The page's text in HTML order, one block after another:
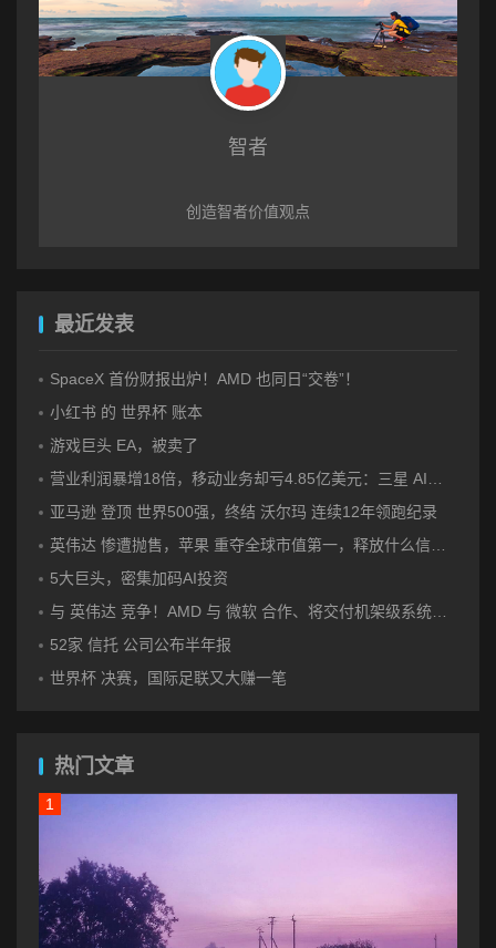
智者
创造智者价值观点
最近发表
SpaceX 首份财报出炉！AMD 也同日“交卷”！
小红书 的 世界杯 账本
游戏巨头 EA，被卖了
营业利润暴增18倍，移动业务却亏4.85亿美元：三星 AI红利的另一面
亚马逊 登顶 世界500强，终结 沃尔玛 连续12年领跑纪录
英伟达 惨遭抛售，苹果 重夺全球市值第一，释放什么信号？
5大巨头，密集加码AI投资
与 英伟达 竞争！AMD 与 微软 合作、将交付机架级系统Helios
52家 信托 公司公布半年报
世界杯 决赛，国际足联又大赚一笔
热门文章